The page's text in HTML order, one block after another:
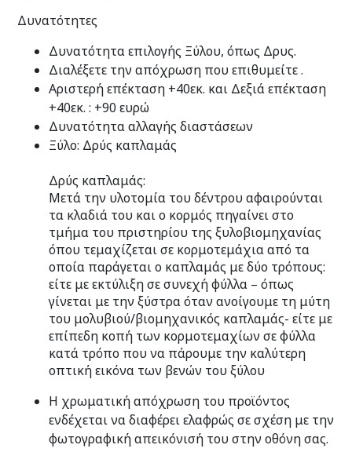
Δυνατότητες
Δυνατότητα επιλογής Ξύλου, όπως Δρυς.
Διαλέξετε την απόχρωση που επιθυμείτε .
Αριστερή επέκταση +40εκ. και Δεξιά επέκταση
+40εκ. : +90 ευρώ
Δυνατότητα αλλαγής διαστάσεων
Ξύλο: Δρύς καπλαμάς
Δρύς καπλαμάς:
Μετά την υλοτομία του δέντρου αφαιρούνται
τα κλαδιά του και ο κορμός πηγαίνει στο
τμήμα του πριστηρίου της ξυλοβιομηχανίας
όπου τεμαχίζεται σε κορμοτεμάχια από τα
οποία παράγεται ο καπλαμάς με δύο τρόπους:
είτε με εκτύλιξη σε συνεχή φύλλα – όπως
γίνεται με την ξύστρα όταν ανοίγουμε τη μύτη
του μολυβιού/βιομηχανικός καπλαμάς- είτε με
επίπεδη κοπή των κορμοτεμαχίων σε φύλλα
κατά τρόπο που να πάρουμε την καλύτερη
οπτική εικόνα των βενών του ξύλου
Η χρωματική απόχρωση του προϊόντος
ενδέχεται να διαφέρει ελαφρώς σε σχέση με την
φωτογραφική απεικόνισή του στην οθόνη σας.